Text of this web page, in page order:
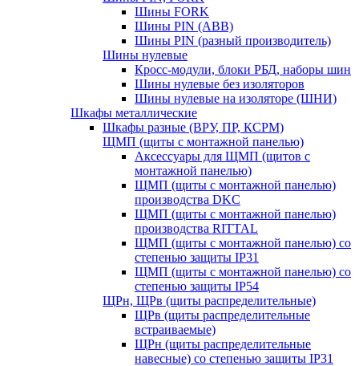
Шины FORK
Шины PIN (АВВ)
Шины PIN (разный производитель)
Шины нулевые
Кросс-модули, блоки РБД, наборы шин
Шины нулевые без изоляторов
Шины нулевые на изоляторе (ШНИ)
Шкафы металлические
Шкафы разные (ВРУ, ПР, КСРМ)
ЩМП (щиты с монтажной панелью)
Аксессуары для ЩМП (щитов с
монтажной панелью)
ЩМП (щиты с монтажной панелью)
производства DKC
ЩМП (щиты с монтажной панелью)
производства RITTAL
ЩМП (щиты с монтажной панелью) со
степенью защиты IP31
ЩМП (щиты с монтажной панелью) со
степенью защиты IP54
ЩРн, ЩРв (щиты распределительные)
ЩРв (щиты распределительные
встраиваемые)
ЩРн (щиты распределительные
навесные) со степенью защиты IP31